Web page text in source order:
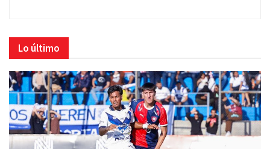
Lo último